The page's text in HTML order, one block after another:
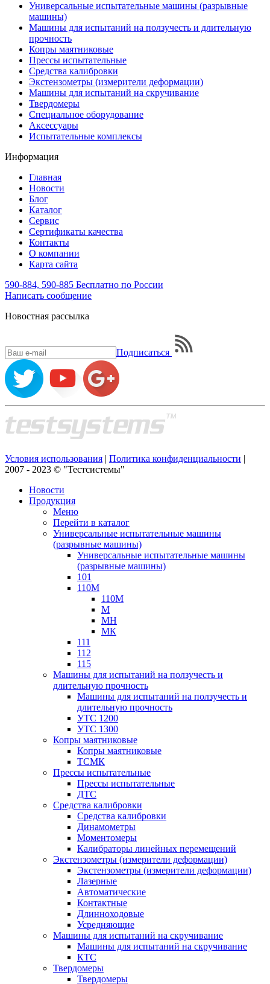
Универсальные испытательные машины (разрывные
машины)
Машины для испытаний на ползучесть и длительную
прочность
Копры маятниковые
Прессы испытательные
Средства калибровки
Экстензометры (измерители деформации)
Машины для испытаний на скручивание
Твердомеры
Специальное оборудование
Аксессуары
Испытательные комплексы
Информация
Главная
Новости
Блог
Каталог
Сервис
Сертификаты качества
Контакты
О компании
Карта сайта
590-884, 590-885 Бесплатно по России
Написать сообщение
Новостная рассылка
Подписаться
Условия использования | Политика конфиденциальности |
2007 - 2023 © "Тестсистемы"
Новости
Продукция
Меню
Перейти в каталог
Универсальные испытательные машины
(разрывные машины)
Универсальные испытательные машины
(разрывные машины)
101
110М
110М
М
МН
МК
111
112
115
Машины для испытаний на ползучесть и
длительную прочность
Машины для испытаний на ползучесть и
длительную прочность
УТС 1200
УТС 1300
Копры маятниковые
Копры маятниковые
ТСМК
Прессы испытательные
Прессы испытательные
ДТС
Средства калибровки
Средства калибровки
Динамометры
Моментомеры
Калибраторы линейных перемещений
Экстензометры (измерители деформации)
Экстензометры (измерители деформации)
Лазерные
Автоматические
Контактные
Длинноходовые
Усредняющие
Машины для испытаний на скручивание
Машины для испытаний на скручивание
КТС
Твердомеры
Твердомеры